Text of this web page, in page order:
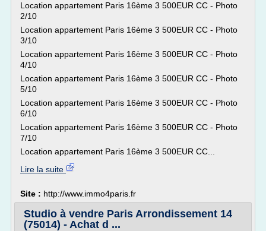
Location appartement Paris 16ème 3 500EUR CC - Photo
2/10
Location appartement Paris 16ème 3 500EUR CC - Photo
3/10
Location appartement Paris 16ème 3 500EUR CC - Photo
4/10
Location appartement Paris 16ème 3 500EUR CC - Photo
5/10
Location appartement Paris 16ème 3 500EUR CC - Photo
6/10
Location appartement Paris 16ème 3 500EUR CC - Photo
7/10
Location appartement Paris 16ème 3 500EUR CC...
Lire la suite
Site : http://www.immo4paris.fr
Studio à vendre Paris Arrondissement 14
(75014) - Achat d ...